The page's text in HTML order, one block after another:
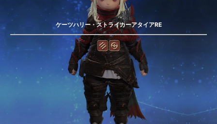
ケーツハリー・ストライカーアタイアRE